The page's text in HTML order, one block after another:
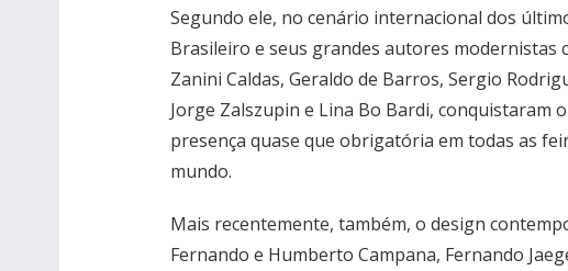
Segundo ele, no cenário internacional dos
Brasileiro e seus grandes autores modernistas
Zanini Caldas, Geraldo de Barros, Sergio
Jorge Zalszupin e Lina Bo Bardi, conquistaram
presença quase que obrigatória em todas as
mundo.
Mais recentemente, também, o design
Fernando e Humberto Campana, Fernando